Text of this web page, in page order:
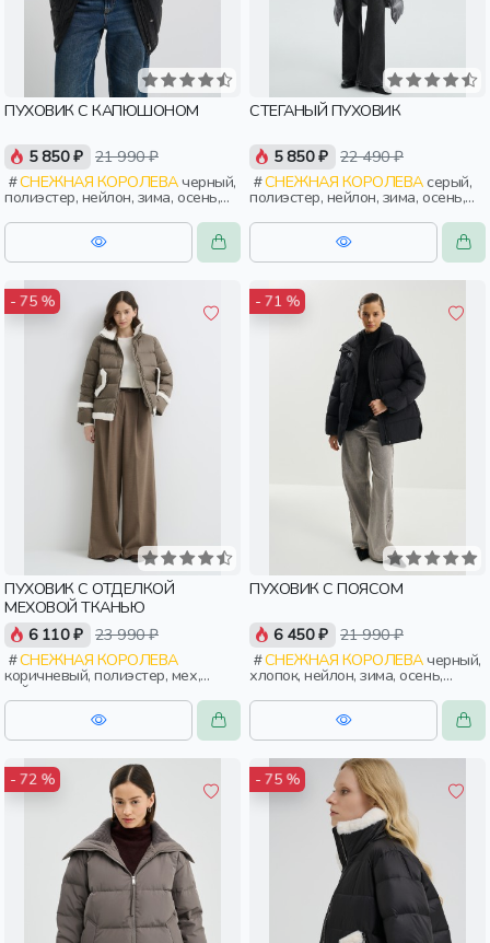
ПУХОВИК С КАПЮШОНОМ
5 850 ₽ 21 990 ₽
СНЕЖНАЯ КОРОЛЕВАчерный,
полиэстер, нейлон, зима, осень,
россия, прямые, капюшон,
застежка, утепленные, стеганые,
кнопки, прорези, карман,
воротник, женщины, взрослые
СТЕГАНЫЙ ПУХОВИК
5 850 ₽ 22 490 ₽
СНЕЖНАЯ КОРОЛЕВАсерый,
полиэстер, нейлон, зима, осень,
россия, женщины, взрослые
- 75 %
ПУХОВИК С ОТДЕЛКОЙ
МЕХОВОЙ ТКАНЬЮ
6 110 ₽ 23 990 ₽
СНЕЖНАЯ КОРОЛЕВА
коричневый, полиэстер, мех,
нейлон, зима, осень, россия,
прямые, короткие, застежка,
утепленные, стеганые, ворот,
прорези, карман, воротник,
взрослые
- 71 %
ПУХОВИК С ПОЯСОМ
6 450 ₽ 21 990 ₽
СНЕЖНАЯ КОРОЛЕВАчерный,
хлопок, нейлон, зима, осень,
- 72 % - 75 %